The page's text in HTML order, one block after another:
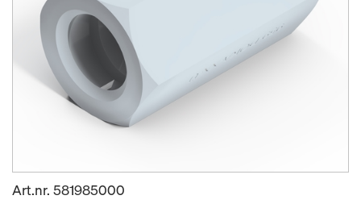
Art.nr. 581985000